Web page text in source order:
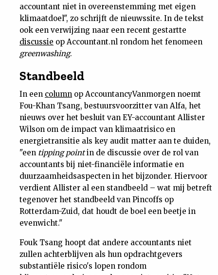
accountant niet in overeenstemming met eigen
klimaatdoel", zo schrijft de nieuwssite. In de tekst
ook een verwijzing naar een recent gestartte
discussie op Accountant.nl rondom het fenomeen
greenwashing.
Standbeeld
In een column op AccountancyVanmorgen noemt
Fou-Khan Tsang, bestuursvoorzitter van Alfa, het
nieuws over het besluit van EY-accountant Allister
Wilson om de impact van klimaatrisico en
energietransitie als key audit matter aan te duiden,
"een tipping pointin de discussie over de rol van
accountants bij niet-financiële informatie en
duurzaamheidsaspecten in het bijzonder. Hiervoor
verdient Allister al een standbeeld – wat mij betreft
tegenover het standbeeld van Pincoffs op
Rotterdam-Zuid, dat houdt de boel een beetje in
evenwicht."
Fouk Tsang hoopt dat andere accountants niet
zullen achterblijven als hun opdrachtgevers
substantiële risico's lopen rondom